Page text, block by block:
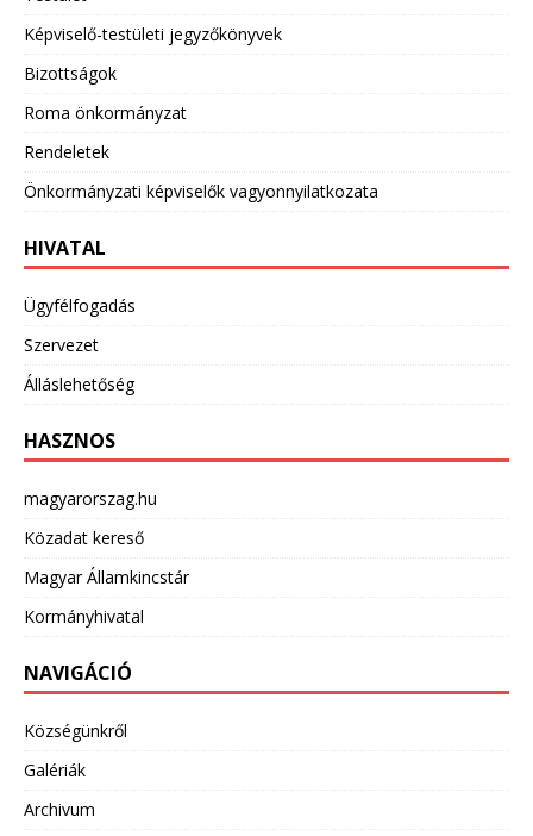
Képviselő-testületi jegyzőkönyvek
Bizottságok
Roma önkormányzat
Rendeletek
Önkormányzati képviselők vagyonnyilatkozata
HIVATAL
Ügyfélfogadás
Szervezet
Álláslehetőség
HASZNOS
magyarorszag.hu
Közadat kereső
Magyar Államkincstár
Kormányhivatal
NAVIGÁCIÓ
Községünkről
Galériák
Archivum